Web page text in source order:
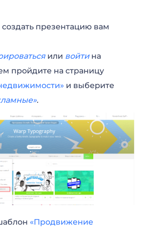
презентацию вам
или войтина
пройдите на страницу
и выберите
.
«Продвижение